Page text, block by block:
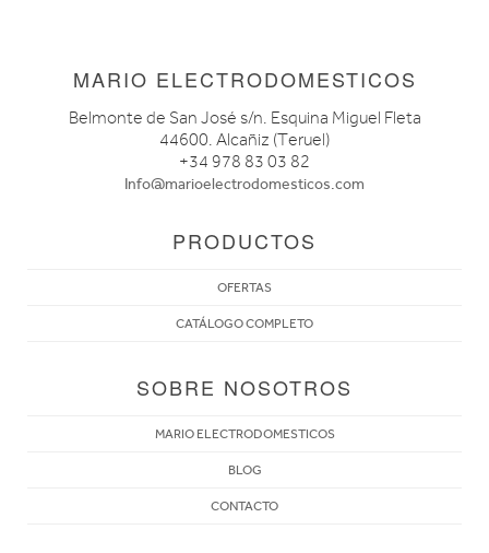
MARIO ELECTRODOMESTICOS
Belmonte de San José s/n. Esquina Miguel Fleta
44600. Alcañiz (Teruel)
+34 978 83 03 82
Info@marioelectrodomesticos.com
PRODUCTOS
OFERTAS
CATÁLOGO COMPLETO
SOBRE NOSOTROS
MARIO ELECTRODOMESTICOS
BLOG
CONTACTO